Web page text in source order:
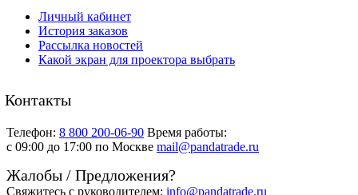
Личный кабинет
История заказов
Рассылка новостей
Какой экран для проектора выбрать
Контакты
Телефон: 8 800 200-06-90 Время работы:
c 09:00 до 17:00 по Москве mail@pandatrade.ru
Жалобы / Предложения?
Свяжитесь с руководителем: info@pandatrade.ru